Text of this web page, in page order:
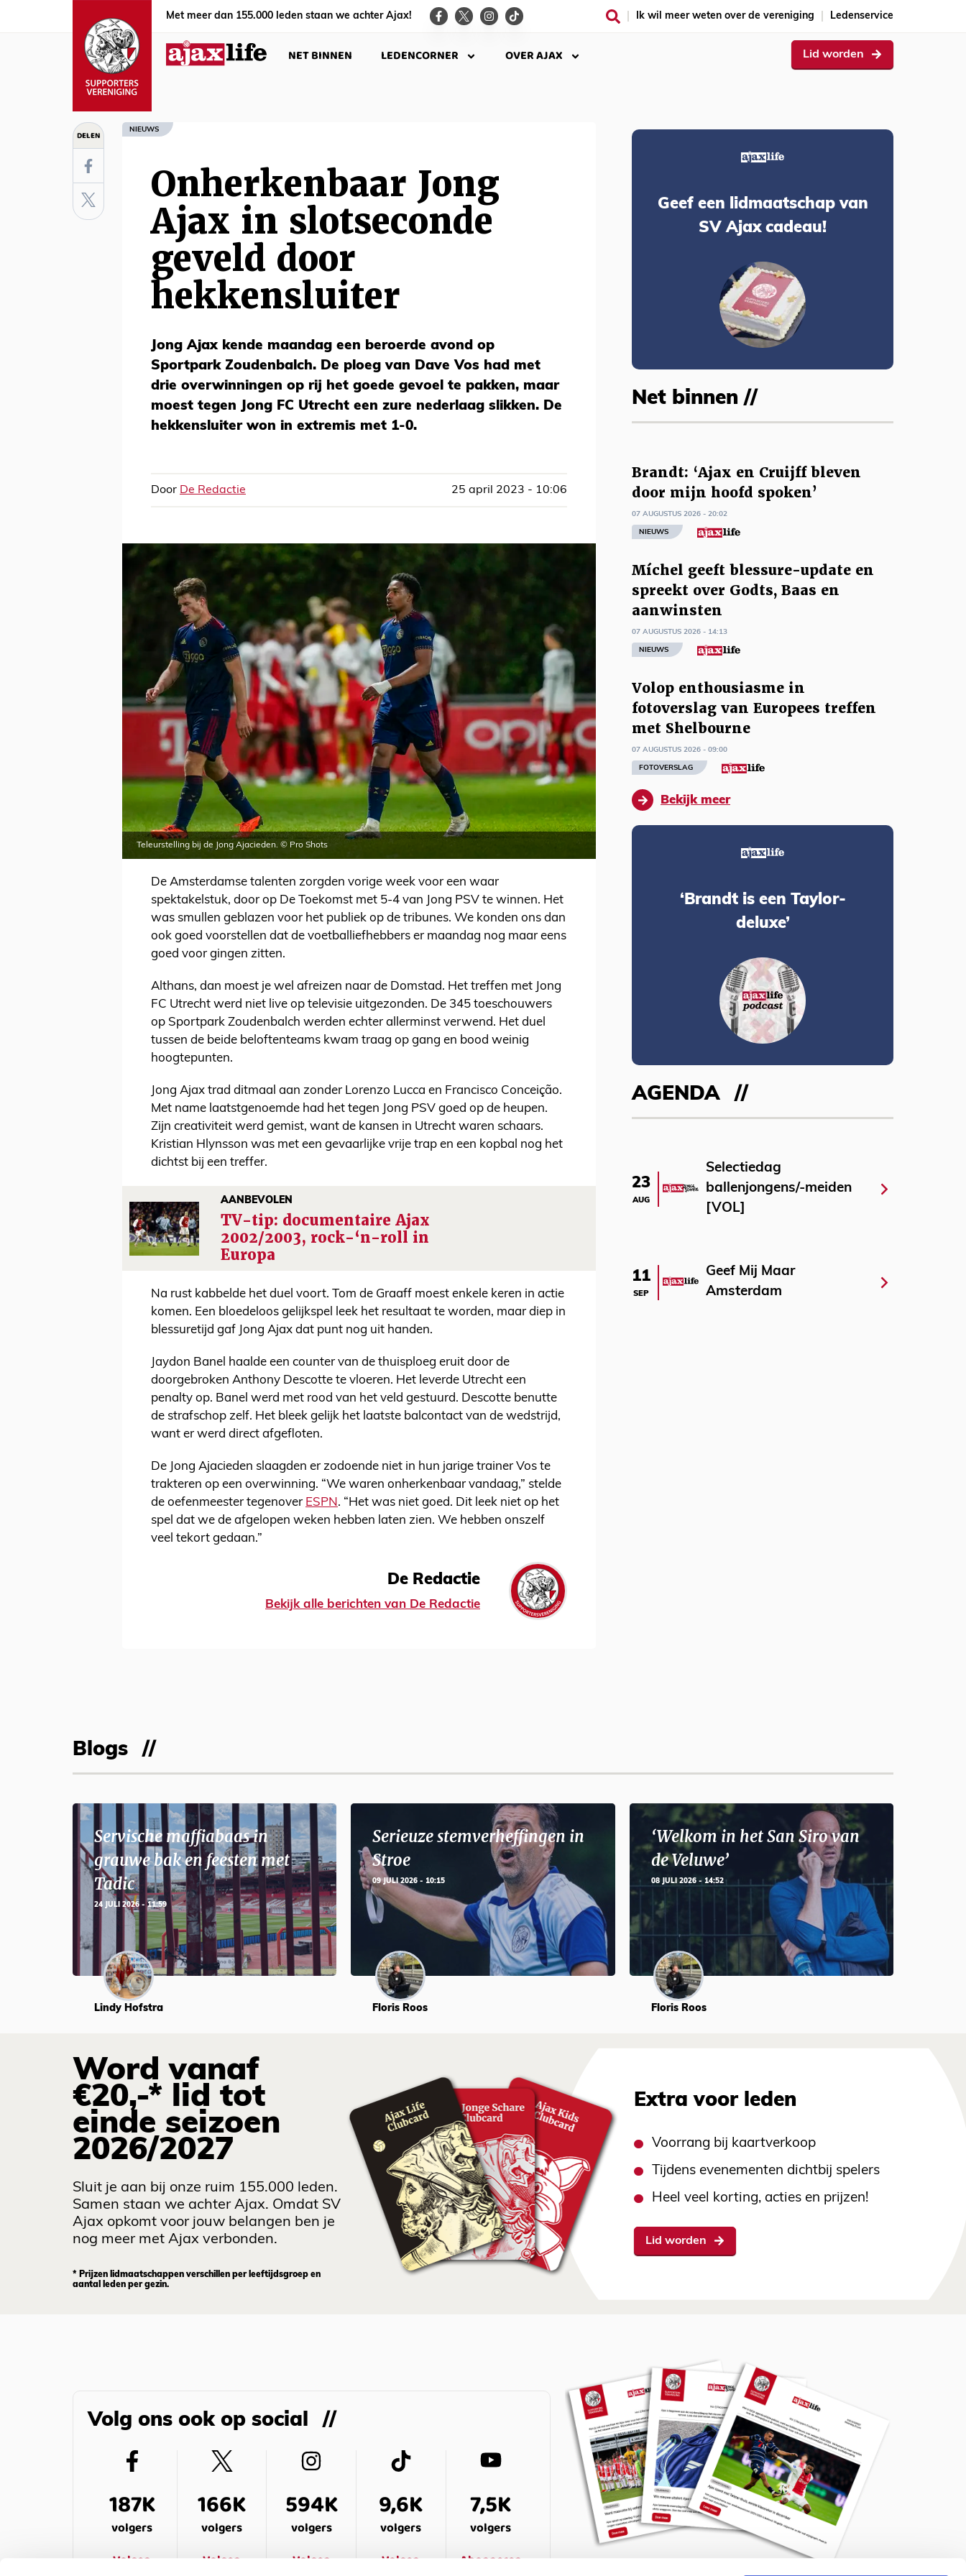
Met meer dan 155.000 leden staan we achter Ajax! Ik wil meer weten over de vereniging Ledenservice
NET BINNEN LEDENCORNER OVER AJAX Lid worden
DELEN NIEUWS
Onherkenbaar Jong
Ajax in slotseconde
geveld door
hekkensluiter
Jong Ajax kende maandag een beroerde avond op
Sportpark Zoudenbalch. De ploeg van Dave Vos had met
drie overwinningen op rij het goede gevoel te pakken, maar
moest tegen Jong FC Utrecht een zure nederlaag slikken. De
hekkensluiter won in extremis met 1-0.
Door De Redactie 25 april 2023 - 10:06
Teleurstelling bij de Jong Ajacieden. © Pro Shots
De Amsterdamse talenten zorgden vorige week voor een waar
spektakelstuk, door op De Toekomst met 5-4 van Jong PSV te winnen. Het
was smullen geblazen voor het publiek op de tribunes. We konden ons dan
ook goed voorstellen dat de voetballiefhebbers er maandag nog maar eens
goed voor gingen zitten.
Althans, dan moest je wel afreizen naar de Domstad. Het treffen met Jong
FC Utrecht werd niet live op televisie uitgezonden. De 345 toeschouwers
op Sportpark Zoudenbalch werden echter allerminst verwend. Het duel
tussen de beide beloftenteams kwam traag op gang en bood weinig
hoogtepunten.
Jong Ajax trad ditmaal aan zonder Lorenzo Lucca en Francisco Conceição.
Met name laatstgenoemde had het tegen Jong PSV goed op de heupen.
Zijn creativiteit werd gemist, want de kansen in Utrecht waren schaars.
Kristian Hlynsson was met een gevaarlijke vrije trap en een kopbal nog het
dichtst bij een treffer.
AANBEVOLEN
TV-tip: documentaire Ajax
2002/2003, rock-‘n-roll in
Europa
Na rust kabbelde het duel voort. Tom de Graaff moest enkele keren in actie
komen. Een bloedeloos gelijkspel leek het resultaat te worden, maar diep in
blessuretijd gaf Jong Ajax dat punt nog uit handen.
Jaydon Banel haalde een counter van de thuisploeg eruit door de
doorgebroken Anthony Descotte te vloeren. Het leverde Utrecht een
penalty op. Banel werd met rood van het veld gestuurd. Descotte benutte
de strafschop zelf. Het bleek gelijk het laatste balcontact van de wedstrijd,
want er werd direct afgefloten.
De Jong Ajacieden slaagden er zodoende niet in hun jarige trainer Vos te
trakteren op een overwinning. “We waren onherkenbaar vandaag,” stelde
de oefenmeester tegenover ESPN. “Het was niet goed. Dit leek niet op het
spel dat we de afgelopen weken hebben laten zien. We hebben onszelf
veel tekort gedaan.”
De Redactie
Bekijk alle berichten van De Redactie
Geef een lidmaatschap van
SV Ajax cadeau!
Net binnen //
Brandt: ‘Ajax en Cruijff bleven
door mijn hoofd spoken’
07 AUGUSTUS 2026 - 20:02
NIEUWS
Míchel geeft blessure-update en
spreekt over Godts, Baas en
aanwinsten
07 AUGUSTUS 2026 - 14:13
NIEUWS
Volop enthousiasme in
fotoverslag van Europees treffen
met Shelbourne
07 AUGUSTUS 2026 - 09:00
FOTOVERSLAG
Bekijk meer
‘Brandt is een Taylor-
deluxe’
AGENDA
23
AUG
Selectiedag
ballenjongens/-meiden
[VOL]
11
SEP
Geef Mij Maar
Amsterdam
Blogs
Servische maffiabaas in
grauwe bak en feesten met
Tadic
24 JULI 2026 - 11:59
Lindy Hofstra
Serieuze stemverheffingen in
Stroe
09 JULI 2026 - 10:15
Floris Roos
‘Welkom in het San Siro van
de Veluwe’
08 JULI 2026 - 14:52
Floris Roos
Word vanaf
€20,-* lid tot
einde seizoen
2026/2027
Sluit je aan bij onze ruim 155.000 leden.
Samen staan we achter Ajax. Omdat SV
Ajax opkomt voor jouw belangen ben je
nog meer met Ajax verbonden.
* Prijzen lidmaatschappen verschillen per leeftijdsgroep en
aantal leden per gezin.
Extra voor leden
Voorrang bij kaartverkoop
Tijdens evenementen dichtbij spelers
Heel veel korting, acties en prijzen!
Lid worden
Volg ons ook op social
187K
volgers
Volgen
166K
volgers
Volgen
594K
volgers
Volgen
9,6K
volgers
Volgen
7,5K
volgers
Abonneren